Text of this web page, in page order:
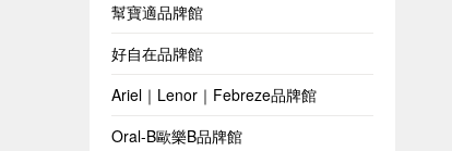
幫寶適品牌館
好自在品牌館
Ariel｜Lenor｜Febreze品牌館
Oral-B歐樂B品牌館